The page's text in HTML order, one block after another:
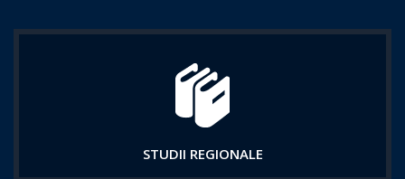
STUDII REGIONALE